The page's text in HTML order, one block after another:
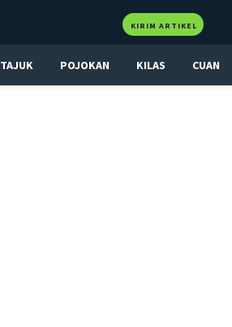
KIRIM ARTIKEL
TAJUK POJOKAN KILAS CUAN